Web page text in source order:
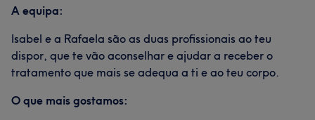
A equipa:
Isabel e a Rafaela são as duas profissionais ao teu
dispor, que te vão aconselhar e ajudar a receber o
tratamento que mais se adequa a ti e ao teu corpo.
O que mais gostamos: